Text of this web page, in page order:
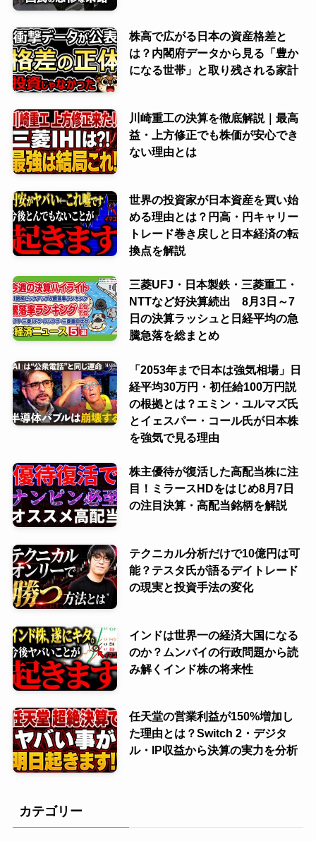
株高で広がる日本の資産格差と
は？内閣府データから見る「豊か
になる世帯」と取り残される家計
川崎重工の決算を徹底解説｜最高
益・上方修正でも株価が安心でき
ない理由とは
世界の投資家が日本資産を買い始
める理由とは？円高・円キャリー
トレード巻き戻しと日本経済の転
換点を解説
三菱UFJ・日本製鉄・三菱重工・
NTTなど好決算続出 8月3日～7
日の決算ラッシュと日経平均の急
騰急落を総まとめ
「2053年まで日本は強気相場」日
経平均30万円・初任給100万円説
の根拠とは？エミン・ユルマズ氏
とイェスパー・コール氏が日本株
を強気で見る理由
株主優待が復活した高配当株に注
目！ミラースHDをはじめ8月7日
の注目決算・高配当銘柄を解説
テクニカル分析だけで10億円は可
能？テスタ氏が語るデイトレード
の現実と投資手法の変化
インドは世界一の経済大国になる
のか？ムンバイの行政問題から読
み解くインド株の将来性
任天堂の営業利益が150%増加し
た理由とは？Switch 2・デジタ
ル・IP収益から決算の実力を分析
カテゴリー